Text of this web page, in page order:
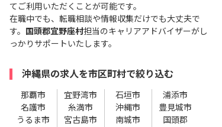
てご利用いただくことが可能です。
在職中でも、転職相談や情報収集だけでも大丈夫で
す。
国頭郡宜野座村担当のキャリアアドバイザーがし
っかりサポートいたします。
沖縄県の求人を市区町村で絞り込む
那覇市 宜野湾市 石垣市
浦添市
名護市
糸満市 沖縄市
豊見城市
うるま市
宮古島市 南城市
国頭郡